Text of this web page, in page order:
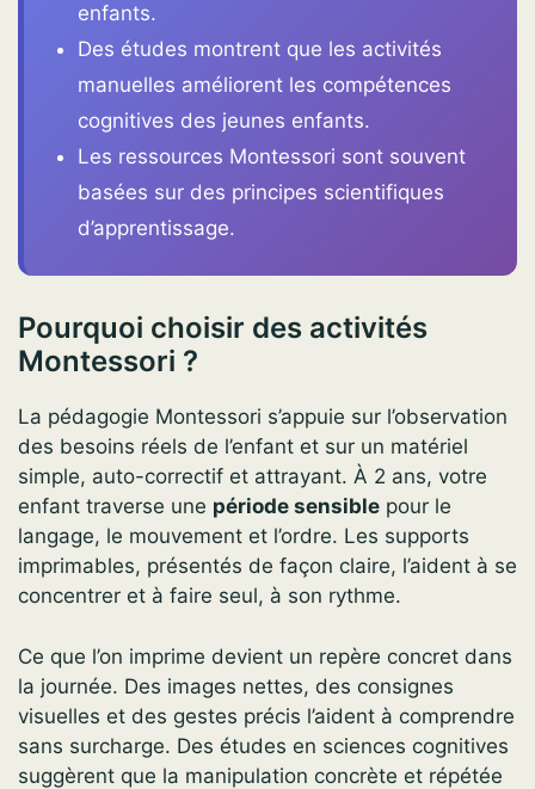
enfants.
Des études montrent que les activités
manuelles améliorent les compétences
cognitives des jeunes enfants.
Les ressources Montessori sont souvent
basées sur des principes scientifiques
d’apprentissage.
Pourquoi choisir des activités
Montessori ?
La pédagogie Montessori s’appuie sur l’observation
des besoins réels de l’enfant et sur un matériel
simple, auto-correctif et attrayant. À 2 ans, votre
enfant traverse une période sensible pour le
langage, le mouvement et l’ordre. Les supports
imprimables, présentés de façon claire, l’aident à se
concentrer et à faire seul, à son rythme.
Ce que l’on imprime devient un repère concret dans
la journée. Des images nettes, des consignes
visuelles et des gestes précis l’aident à comprendre
sans surcharge. Des études en sciences cognitives
suggèrent que la manipulation concrète et répétée